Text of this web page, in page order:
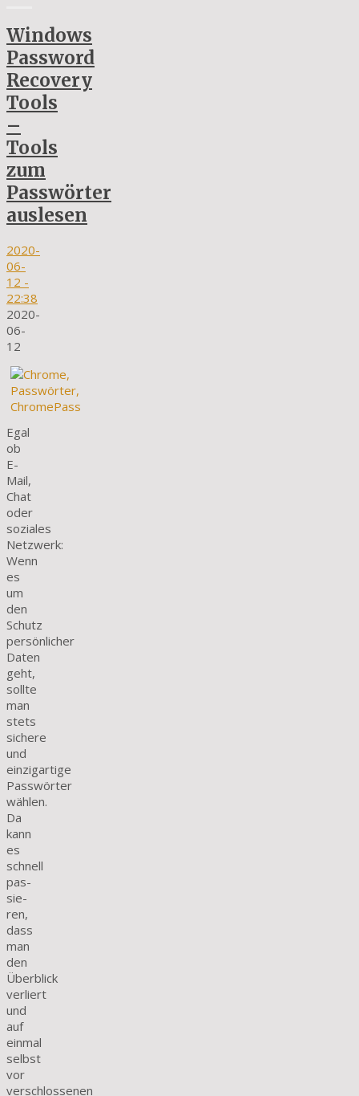
Windows
Password
Recovery
Tools
–
Tools
zum
Passwörter
auslesen
2020-
06-
12 -
22:38
2020-
06-
12
Egal
ob
E-
Mail,
Chat
oder
soziales
Netzwerk:
Wenn
es
um
den
Schutz
persönlicher
Daten
geht,
sollte
man
stets
sichere
und
einzigartige
Passwörter
wählen.
Da
kann
es
schnell
pas­
sie­
ren,
dass
man
den
Überblick
verliert
und
auf
einmal
selbst
vor
verschlossenen